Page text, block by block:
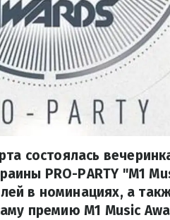
состоялась
PRO-PARTY "M1
в номинациях, а
премию M1 Music